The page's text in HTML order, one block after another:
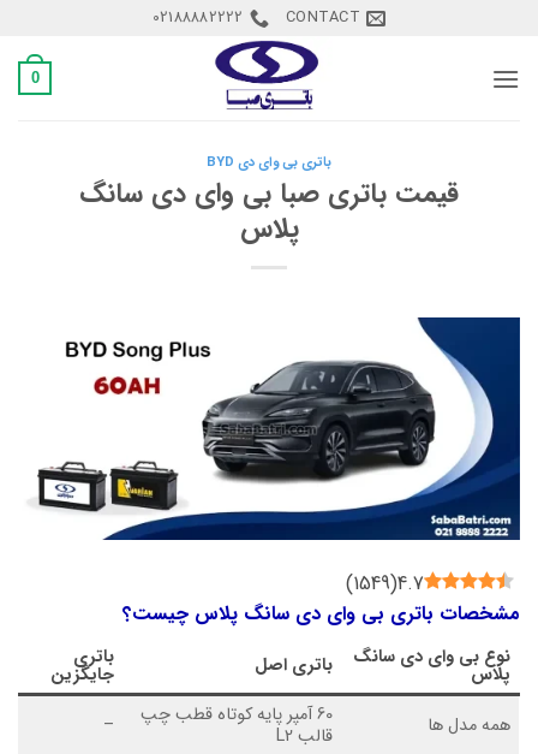
content
CONTACT
02188882222
0
باتری بی وای دی BYD
قیمت باتری صبا بی وای دی سانگ
پلاس
4.7
(
1549
)
مشخصات باتری بی وای دی سانگ پلاس چیست؟
نوع بی وای دی سانگ
پلاس باتری اصل باتری
جایگزین
همه مدل ها
60 آمپر پایه کوتاه قطب چپ
قالب L2 –